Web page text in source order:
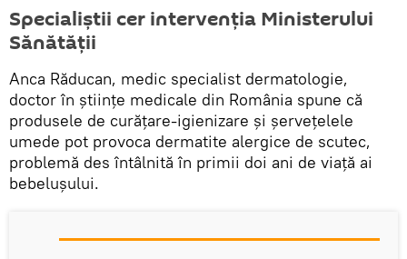
Specialiştii cer intervenţia Ministerului
Sănătăţii
Anca Răducan, medic specialist dermatologie,
doctor în ştiinţe medicale din România spune că
produsele de curăţare-igienizare şi şerveţelele
umede pot provoca dermatite alergice de scutec,
problemă des întâlnită în primii doi ani de viaţă ai
bebeluşului.